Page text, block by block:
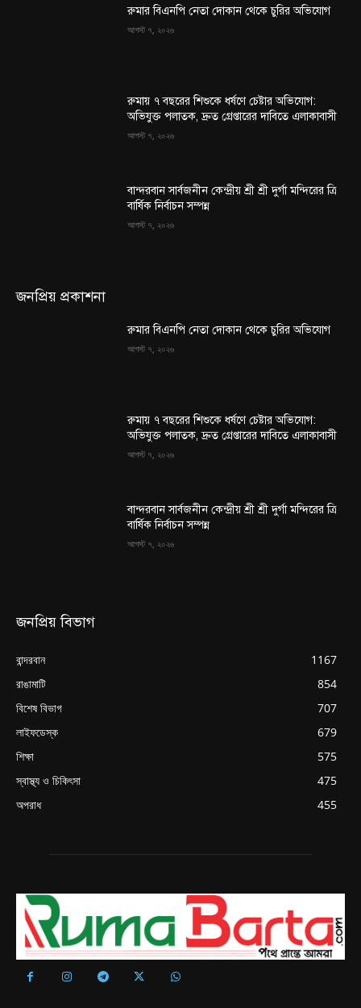
রুমার বিএনপি নেতা দোকান থেকে চুরির অভিযোগ
আগস্ট ৭, ২০২৬
রুমায় ৭ বছরের শিশুকে ধর্ষণে চেষ্টার অভিযোগ:
অভিযুক্ত পলাতক, দ্রুত গ্রেপ্তারের দাবিতে এলাকাবাসী
আগস্ট ৭, ২০২৬
বান্দরবান সার্বজনীন কেন্দ্রীয় শ্রী শ্রী দুর্গা মন্দিরের ত্রি
বার্ষিক নির্বাচন সম্পন্ন
আগস্ট ৭, ২০২৬
জনপ্রিয় প্রকাশনা
রুমার বিএনপি নেতা দোকান থেকে চুরির অভিযোগ
আগস্ট ৭, ২০২৬
রুমায় ৭ বছরের শিশুকে ধর্ষণে চেষ্টার অভিযোগ:
অভিযুক্ত পলাতক, দ্রুত গ্রেপ্তারের দাবিতে এলাকাবাসী
আগস্ট ৭, ২০২৬
বান্দরবান সার্বজনীন কেন্দ্রীয় শ্রী শ্রী দুর্গা মন্দিরের ত্রি
বার্ষিক নির্বাচন সম্পন্ন
আগস্ট ৭, ২০২৬
জনপ্রিয় বিভাগ
বান্দরবান
1167
রাঙামাটি
854
বিশেষ বিভাগ
707
লাইফডেস্ক
679
শিক্ষা
575
স্বাস্থ্য ও চিকিৎসা
475
অপরাধ
455